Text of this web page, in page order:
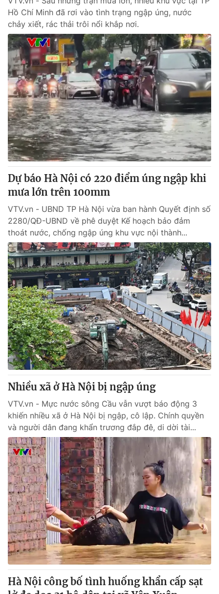
Hồ Chí Minh đã rơi vào tình trạng ngập úng, nước
chảy xiết, rác thải trôi nổi khắp nơi.
Dự báo Hà Nội có 220 điểm úng ngập khi
mưa lớn trên 100mm
VTV.vn - UBND TP Hà Nội vừa ban hành Quyết định số
2280/QĐ-UBND về phê duyệt Kế hoạch bảo đảm
thoát nước, chống ngập úng khu vực nội thành...
Nhiều xã ở Hà Nội bị ngập úng
VTV.vn - Mực nước sông Cầu vẫn vượt báo động 3
khiến nhiều xã ở Hà Nội bị ngập, cô lập. Chính quyền
và người dân đang khẩn trương đắp đê, di dời tài...
Hà Nội công bố tình huống khẩn cấp sạt